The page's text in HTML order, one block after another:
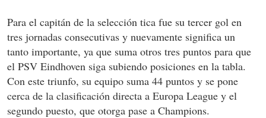
Para el capitán de la selección tica fue su tercer gol en
tres jornadas consecutivas y nuevamente significa un
tanto importante, ya que suma otros tres puntos para que
el PSV Eindhoven siga subiendo posiciones en la tabla.
Con este triunfo, su equipo suma 44 puntos y se pone
cerca de la clasificación directa a Europa League y el
segundo puesto, que otorga pase a Champions.